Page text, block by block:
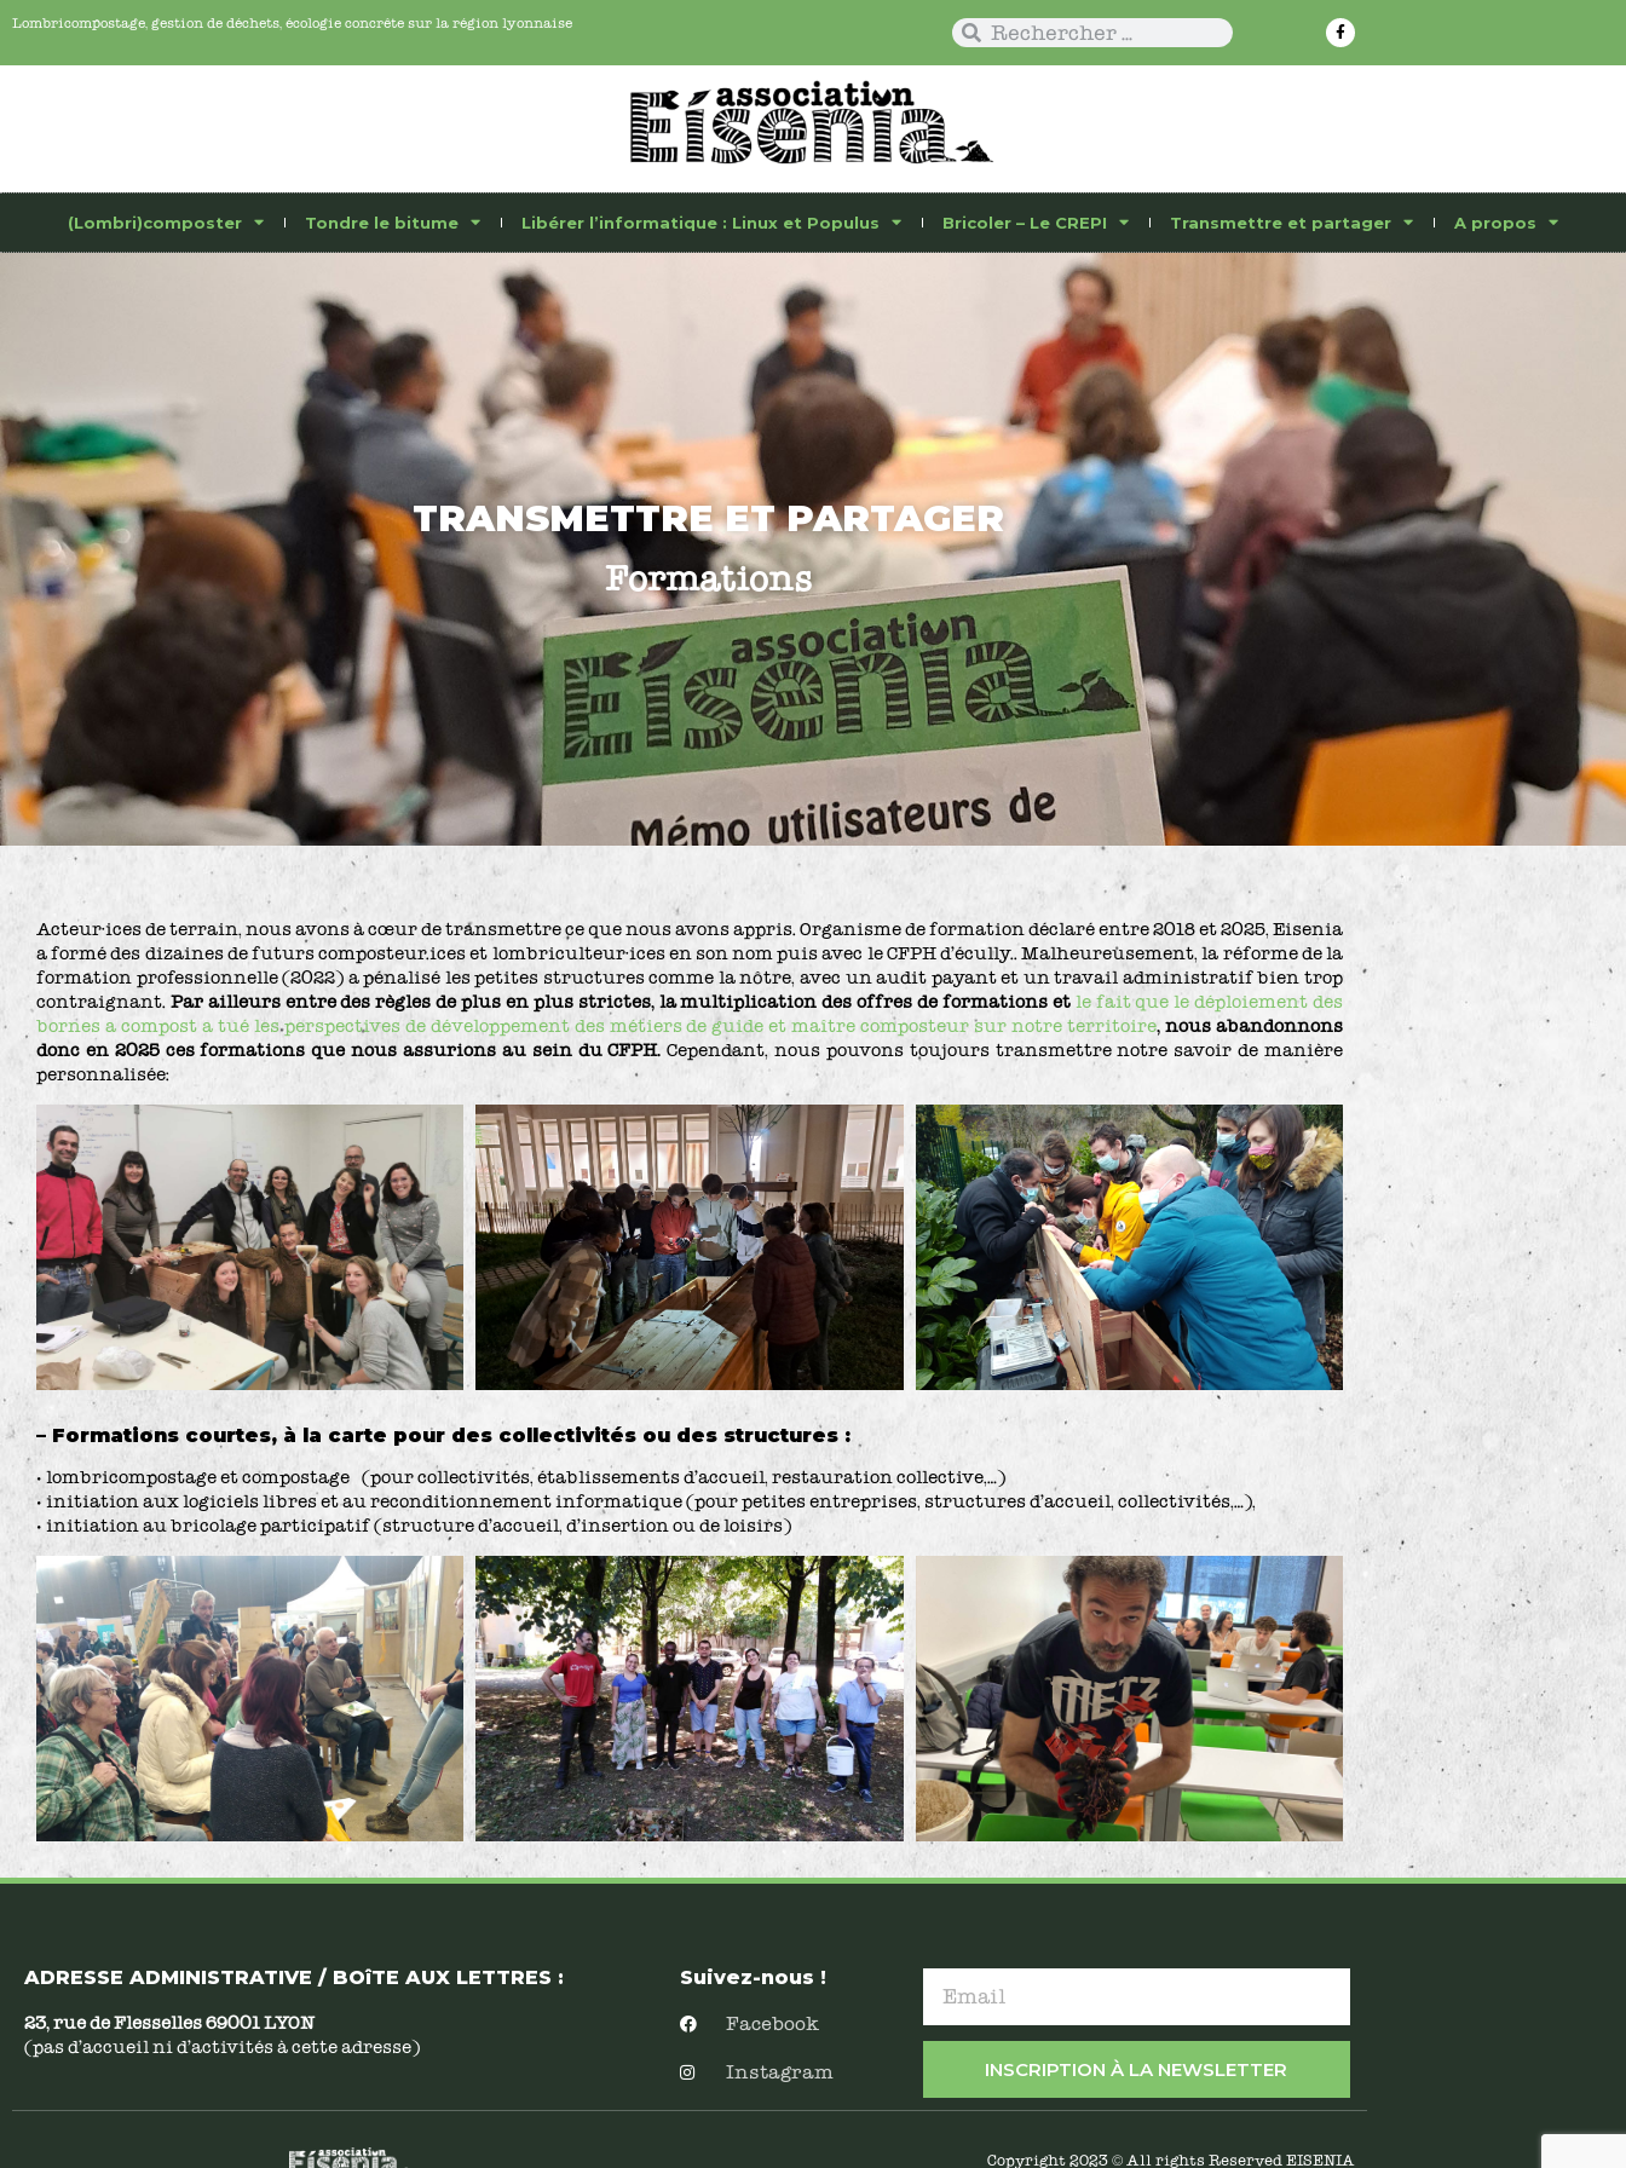
Lombricompostage, gestion de déchets, écologie concrête sur la région lyonnaise
(Lombri)composter Tondre le bitume Libérer l’informatique : Linux et Populus Bricoler – Le CREPI Transmettre et partager A propos
TRANSMETTRE ET PARTAGER
Formations
Acteur·ices de terrain, nous avons à cœur de transmettre ce que nous avons appris. Organisme de formation déclaré entre 2018 et 2025, Eisenia
a formé des dizaines de futurs composteur.ices et lombriculteur·ices en son nom puis avec le CFPH d’écully.. Malheureusement, la réforme de la
formation professionnelle (2022) a pénalisé les petites structures comme la nôtre, avec un audit payant et un travail administratif bien trop
contraignant. Par ailleurs entre des règles de plus en plus strictes, la multiplication des offres de formations et le fait que le déploiement des
bornes a compost a tué les perspectives de développement des métiers de guide et maître composteur sur notre territoire, nous abandonnons
donc en 2025 ces formations que nous assurions au sein du CFPH. Cependant, nous pouvons toujours transmettre notre savoir de manière
personnalisée:
– Formations courtes, à la carte pour des collectivités ou des structures :
• lombricompostage et compostage (pour collectivités, établissements d’accueil, restauration collective,…)
• initiation aux logiciels libres et au reconditionnement informatique (pour petites entreprises, structures d’accueil, collectivités,…),
• initiation au bricolage participatif (structure d’accueil, d’insertion ou de loisirs)
ADRESSE ADMINISTRATIVE / BOîTE AUX LETTRES :
23, rue de Flesselles 69001 LYON
(pas d’accueil ni d’activités à cette adresse)
Suivez-nous !
Facebook
Instagram INSCRIPTION À LA NEWSLETTER
Copyright 2023 © All rights Reserved EISENIA